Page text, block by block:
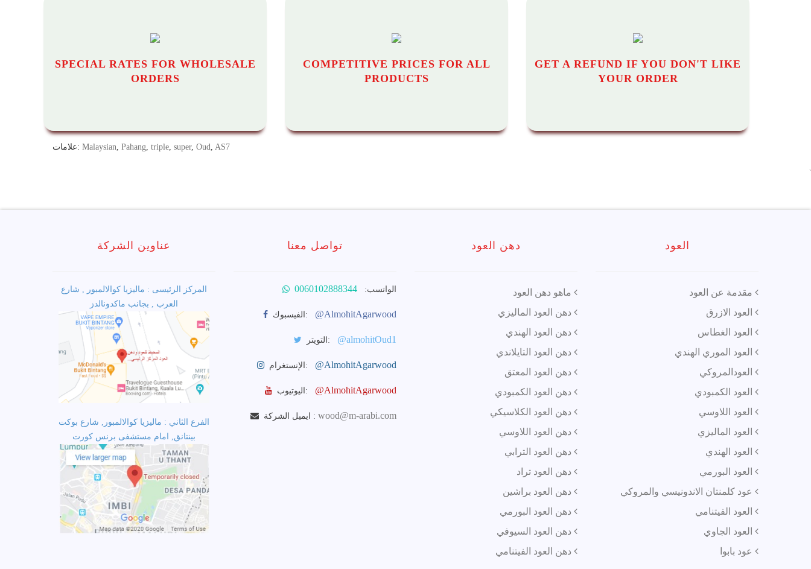
GET A REFUND IF YOU DON'T LIKE
YOUR ORDER
COMPETITIVE PRICES FOR ALL
PRODUCTS
SPECIAL RATES FOR WHOLESALE
ORDERS
علامات: Malaysian, Pahang, triple, super, Oud, AS7
`
العود
مقدمة عن العود
العود الازرق
العود الغطاس
العود الموري الهندي
العودالمروكي
العود الكمبودي
العود اللاوسي
العود الماليزي
العود الهندي
العود البورمي
عود كلمنتان الاندونيسي والمروكي
العود الفيتنامي
العود الجاوي
عود بابوا
دهن العود
ماهو دهن العود
دهن العود الماليزي
دهن العود الهندي
دهن العود التايلاندي
دهن العود المعتق
دهن العود الكمبودي
دهن العود الكلاسيكي
دهن العود اللاوسي
دهن العود الترابي
دهن العود تراد
دهن العود براشين
دهن العود البورمي
دهن العود السيوفي
دهن العود الفيتنامي
تواصل معنا
الواتسب: 0060102888344
الفيسبوك: @AlmohitAgarwood
التويتر: @almohitOud1
الإنستغرام: @AlmohitAgarwood
اليوتيوب: @AlmohitAgarwood
ايميل الشركة : wood@m-arabi.com
عناوين الشركة
المركز الرئيسى : ماليزيا كوالالمبور , شارع
العرب , بجانب ماكدونالدز
الفرع الثاني : ماليزيا كوالالمبور, شارع بوكت
بينتانق, امام مستشفى برنس كورت